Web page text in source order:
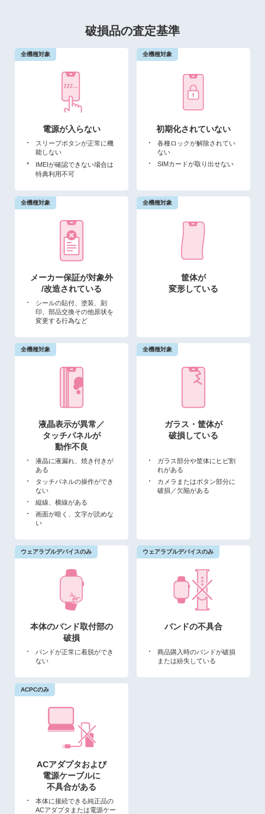
破損品の査定基準
電源が入らない
スリープボタンが正常に機
能しない
*
IMEIが確認できない場合は
特典利用不可
初期化されていない
各種ロックが解除されてい
ない
SIMカードが取り出せない
メーカー保証が対象外
/改造されている
シールの貼付、塗装、刻
印、部品交換その他原状を
変更する行為など
筐体が
変形している
液晶表示が異常／
タッチパネルが
動作不良
液晶に液漏れ、焼き付きが
ある
タッチパネルの操作ができ
ない
縦線、横線がある
画面が暗く、文字が読めな
い
ガラス・筐体が
破損している
ガラス部分や筐体にヒビ割
れがある
カメラまたはボタン部分に
破損／欠陥がある
本体のバンド取付部の
破損
バンドが正常に着脱ができ
ない
バンドの不具合
商品購入時のバンドが破損
または紛失している
ACアダプタおよび
電源ケーブルに
不具合がある
本体に接続できる純正品の
ACアダプタまたは電源ケー